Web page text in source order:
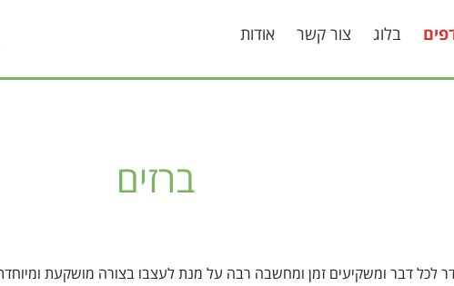
בלוג צור קשר אודות
ברזים
לכל דבר ומשקיעים זמן ומחשבה רבה על מנת לעצבו בצורה מושקעת